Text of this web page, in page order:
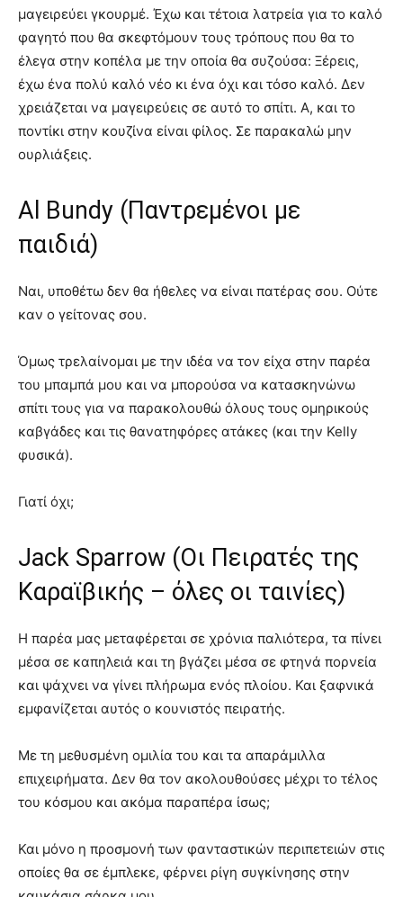
μαγειρεύει γκουρμέ. Έχω και τέτοια λατρεία για το καλό
φαγητό που θα σκεφτόμουν τους τρόπους που θα το
έλεγα στην κοπέλα με την οποία θα συζούσα: Ξέρεις,
έχω ένα πολύ καλό νέο κι ένα όχι και τόσο καλό. Δεν
χρειάζεται να μαγειρεύεις σε αυτό το σπίτι. Α, και το
ποντίκι στην κουζίνα είναι φίλος. Σε παρακαλώ μην
ουρλιάξεις.
Al Bundy (Παντρεμένοι με
παιδιά)
Ναι, υποθέτω δεν θα ήθελες να είναι πατέρας σου. Ούτε
καν ο γείτονας σου.
Όμως τρελαίνομαι με την ιδέα να τον είχα στην παρέα
του μπαμπά μου και να μπορούσα να κατασκηνώνω
σπίτι τους για να παρακολουθώ όλους τους ομηρικούς
καβγάδες και τις θανατηφόρες ατάκες (και την Kelly
φυσικά).
Γιατί όχι;
Jack Sparrow (Οι Πειρατές της
Καραϊβικής – όλες οι ταινίες)
Η παρέα μας μεταφέρεται σε χρόνια παλιότερα, τα πίνει
μέσα σε καπηλειά και τη βγάζει μέσα σε φτηνά πορνεία
και ψάχνει να γίνει πλήρωμα ενός πλοίου. Και ξαφνικά
εμφανίζεται αυτός ο κουνιστός πειρατής.
Με τη μεθυσμένη ομιλία του και τα απαράμιλλα
επιχειρήματα. Δεν θα τον ακολουθούσες μέχρι το τέλος
του κόσμου και ακόμα παραπέρα ίσως;
Και μόνο η προσμονή των φανταστικών περιπετειών στις
οποίες θα σε έμπλεκε, φέρνει ρίγη συγκίνησης στην